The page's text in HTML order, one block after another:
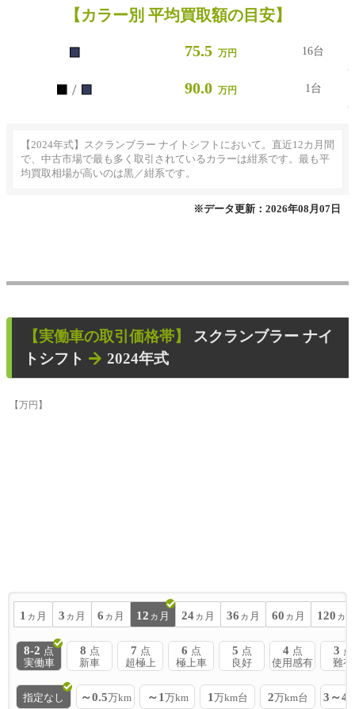
【カラー別 平均買取額の目安】
■ 75.5 万円 16台
■ / ■ 90.0 万円 1台
【2024年式】スクランブラー ナイトシフトにおいて。直近12カ月間
で、中古市場で最も多く取引されているカラーは紺系です。最も平
均買取相場が高いのは黒／紺系です。
※データ更新：2026年08月07日
【実働車の取引価格帯】
スクランブラー ナイ
トシフト
2024年式
【万円】
1 ヵ月 3 ヵ月 6 ヵ月 12 ヵ月 24 ヵ月 36 ヵ月 60 ヵ月 120 ヵ
8-2 点
実働車
8 点
新車
7 点
超極上
6 点
極上車
5 点
良好
4 点
使用感有
3 点
難有
指定なし ～0.5万km ～1 万km 1 万km台 2万km台 3～4